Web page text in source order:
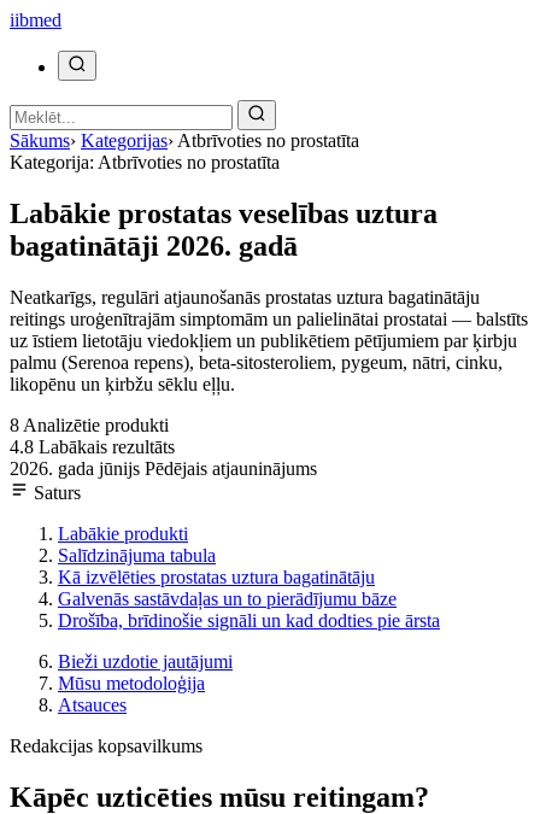
iibmed
Sākums› Kategorijas› Atbrīvoties no prostatīta
Kategorija: Atbrīvoties no prostatīta
Labākie prostatas veselības uztura
bagatinātāji 2026. gadā
Neatkarīgs, regulāri atjaunošanās prostatas uztura bagatinātāju
reitings uroġenītrajām simptomām un palielinātai prostatai — balstīts
uz īstiem lietotāju viedokļiem un publikētiem pētījumiem par ķirbju
palmu (Serenoa repens), beta-sitosteroliem, pygeum, nātri, cinku,
likopēnu un ķirbžu sēklu eļļu.
8 Analizētie produkti
4.8 Labākais rezultāts
2026. gada jūnijs Pēdējais atjauninājums
Saturs
Labākie produkti
Salīdzinājuma tabula
Kā izvēlēties prostatas uztura bagatinātāju
Galvenās sastāvdaļas un to pierādījumu bāze
Drošība, brīdinošie signāli un kad dodties pie ārsta
Bieži uzdotie jautājumi
Mūsu metodoloģija
Atsauces
Redakcijas kopsavilkums
Kāpēc uzticēties mūsu reitingam?